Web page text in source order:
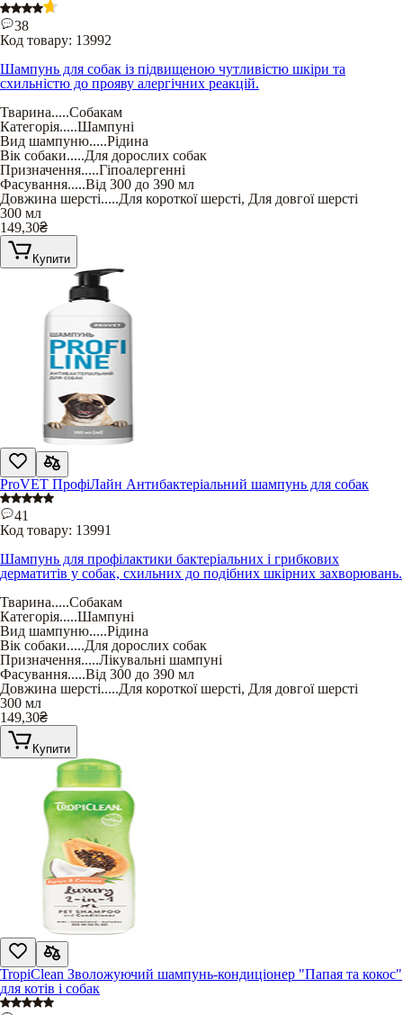
38
Код товару: 13992
Шампунь для собак із підвищеною чутливістю шкіри та
схильністю до прояву алергічних реакцій.
Тварина.....Собакам
Категорія.....Шампуні
Вид шампуню.....Рідина
Вік собаки.....Для дорослих собак
Призначення.....Гіпоалергенні
Фасування.....Від 300 до 390 мл
Довжина шерсті.....Для короткої шерсті, Для довгої шерсті
300 мл
149,30₴
Купити
ProVET ПрофіЛайн Антибактеріальний шампунь для собак
41
Код товару: 13991
Шампунь для профілактики бактеріальних і грибкових
дерматитів у собак, схильних до подібних шкірних захворювань.
Тварина.....Собакам
Категорія.....Шампуні
Вид шампуню.....Рідина
Вік собаки.....Для дорослих собак
Призначення.....Лікувальні шампуні
Фасування.....Від 300 до 390 мл
Довжина шерсті.....Для короткої шерсті, Для довгої шерсті
300 мл
149,30₴
Купити
TropiClean Зволожуючий шампунь-кондиціонер "Папая та кокос"
для котів і собак